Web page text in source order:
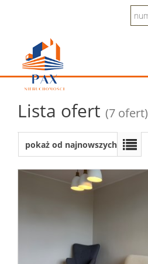
Lista ofert (7 ofert)
pokaż od najnowszych